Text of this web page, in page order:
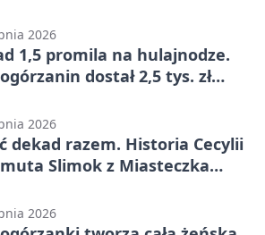
2026
1,5 promila na hulajnodze.
dostał 2,5 tys. zł
2026
dekad razem. Historia Cecylii
Slimok z Miasteczka
2026